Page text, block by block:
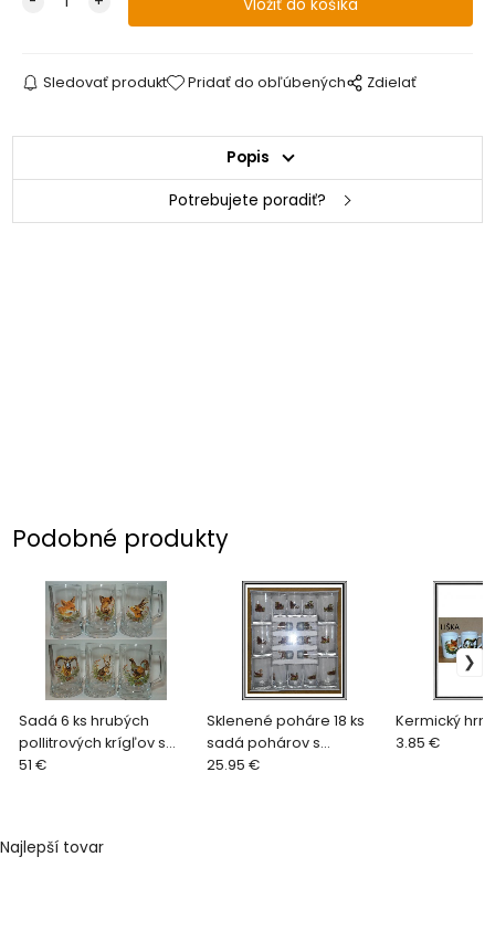
Sledovať produkt Pridať do obľúbených Zdielať
Popis
Potrebujete poradiť?
Podobné produkty
Sadá 6 ks hrubých
pollitrových krígľov s
poľovníckym motívom
51 €
Sklenené poháre 18 ks
sadá pohárov s
poľovnickým motívom
25.95 €
Kermický
3.85 €
Najlepší tovar